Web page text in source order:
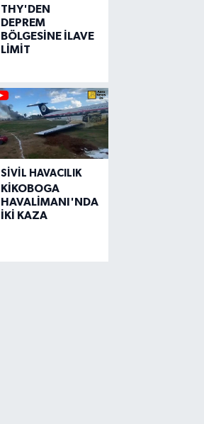
THY'DEN
DEPREM
BÖLGESİNE İLAVE
LİMİT
SIVIL HAVACILIK
KİKOBOGA
HAVALİMANI'NDA
İKİ KAZA